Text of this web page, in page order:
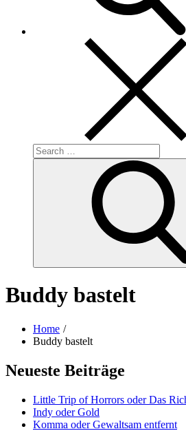
Search
for:
Buddy bastelt
Home
Buddy bastelt
Neueste Beiträge
Little Trip of Horrors oder Das
Indy oder Gold
Komma oder Gewaltsam entfernt